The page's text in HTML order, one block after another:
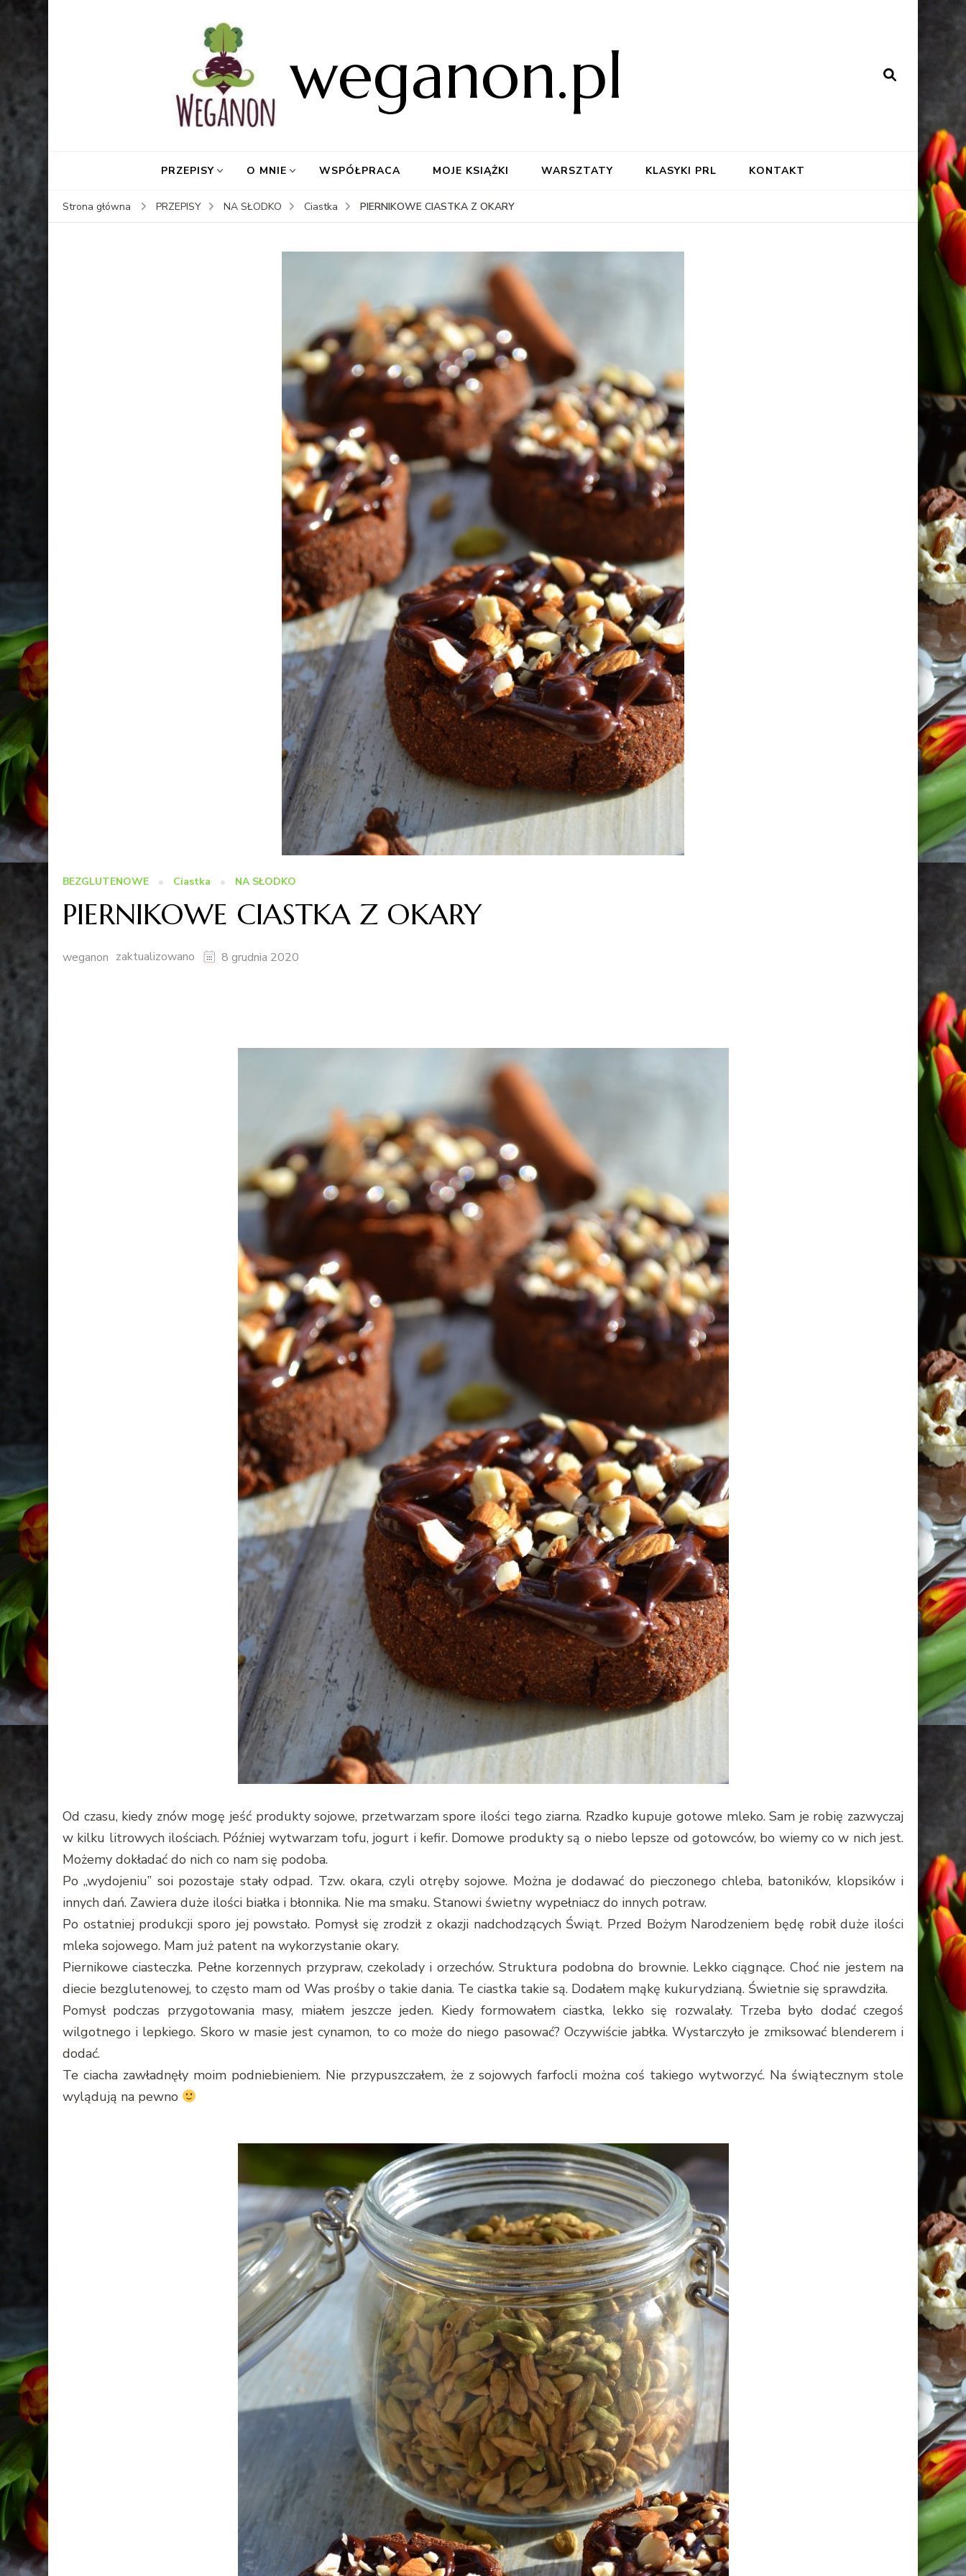
weganon.pl
PRZEPISY O MNIE WSPÓŁPRACA MOJE KSIĄŻKI WARSZTATY KLASYKI PRL KONTAKT
Strona główna PRZEPISY NA SŁODKO Ciastka PIERNIKOWE CIASTKA Z OKARY
BEZGLUTENOWE Ciastka NA SŁODKO
PIERNIKOWE CIASTKA Z OKARY
weganon zaktualizowano 8 grudnia 2020
Od czasu, kiedy znów mogę jeść produkty sojowe, przetwarzam spore ilości tego ziarna. Rzadko kupuje gotowe mleko. Sam je robię zazwyczaj
w kilku litrowych ilościach. Później wytwarzam tofu, jogurt i kefir. Domowe produkty są o niebo lepsze od gotowców, bo wiemy co w nich jest.
Możemy dokładać do nich co nam się podoba.
Po „wydojeniu” soi pozostaje stały odpad. Tzw. okara, czyli otręby sojowe. Można je dodawać do pieczonego chleba, batoników, klopsików i
innych dań. Zawiera duże ilości białka i błonnika. Nie ma smaku. Stanowi świetny wypełniacz do innych potraw.
Po ostatniej produkcji sporo jej powstało. Pomysł się zrodził z okazji nadchodzących Świąt. Przed Bożym Narodzeniem będę robił duże ilości
mleka sojowego. Mam już patent na wykorzystanie okary.
Piernikowe ciasteczka. Pełne korzennych przypraw, czekolady i orzechów. Struktura podobna do brownie. Lekko ciągnące. Choć nie jestem na
diecie bezglutenowej, to często mam od Was prośby o takie dania. Te ciastka takie są. Dodałem mąkę kukurydzianą. Świetnie się sprawdziła.
Pomysł podczas przygotowania masy, miałem jeszcze jeden. Kiedy formowałem ciastka, lekko się rozwalały. Trzeba było dodać czegoś
wilgotnego i lepkiego. Skoro w masie jest cynamon, to co może do niego pasować? Oczywiście jabłka. Wystarczyło je zmiksować blenderem i
dodać.
Te ciacha zawładnęły moim podniebieniem. Nie przypuszczałem, że z sojowych farfocli można coś takiego wytworzyć. Na świątecznym stole
wylądują na pewno